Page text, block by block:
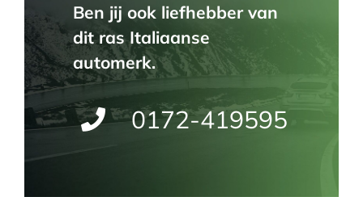
Ben jij ook liefhebber van
dit ras Italiaanse
automerk.
0172-419595